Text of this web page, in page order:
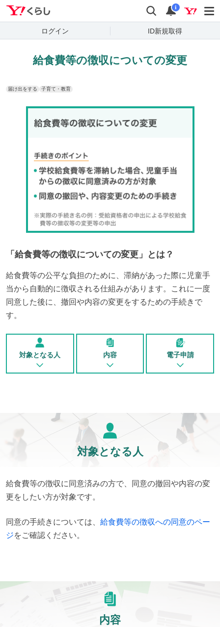
検索 通知
i
ログイン ID新規取得
給食費等の徴収についての変更
届け出をする 子育て・教育
「 給食費等の徴収についての変更 」とは？
給食費等の公平な負担のために、滞納があった際に児童手
当から自動的に徴収される仕組みがあります。これに一度
同意した後に、撤回や内容の変更をするための手続きで
す。
対象となる人 内容 電子申請
対象となる人
給食費等の徴収に同意済みの方で、同意の撤回や内容の変
更をしたい方が対象です。
同意の手続きについては、 給食費等の徴収への同意のペー
ジをご確認ください。
内容